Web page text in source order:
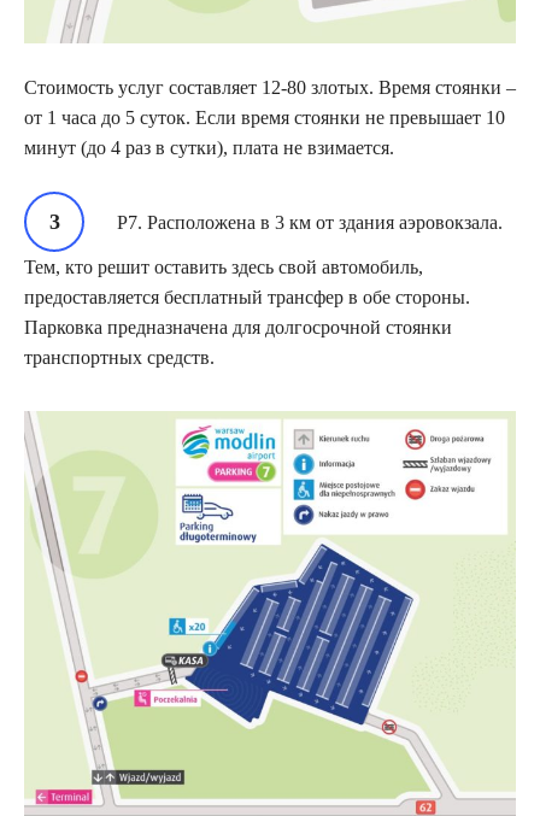
Стоимость услуг составляет 12-80 злотых. Время стоянки –
от 1 часа до 5 суток. Если время стоянки не превышает 10
минут (до 4 раз в сутки), плата не взимается.
Р7. Расположена в 3 км от здания аэровокзала.
Тем, кто решит оставить здесь свой автомобиль,
предоставляется бесплатный трансфер в обе стороны.
Парковка предназначена для долгосрочной стоянки
транспортных средств.